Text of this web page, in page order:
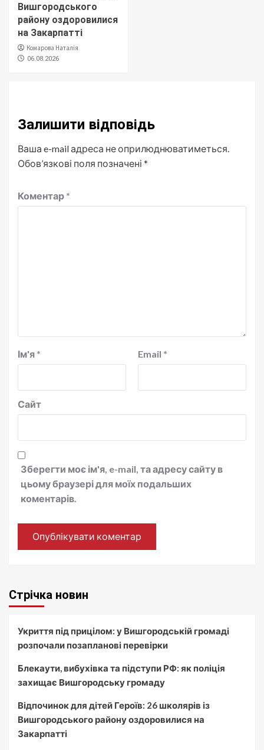
Вишгородського
району оздоровилися
на Закарпатті
Комарова Наталія
06.08.2026
Залишити відповідь
Ваша e-mail адреса не оприлюднюватиметься.
Обов’язкові поля позначені *
Коментар *
Ім'я * Email *
Сайт
Зберегти моє ім'я, e-mail, та адресу сайту в
цьому браузері для моїх подальших
коментарів.
Стрічка новин
Укриття під прицілом: у Вишгородській громаді
розпочали позапланові перевірки
Блекаути, вибухівка та підступи РФ: як поліція
захищає Вишгородську громаду
Відпочинок для дітей Героїв: 26 школярів із
Вишгородського району оздоровилися на
Закарпатті